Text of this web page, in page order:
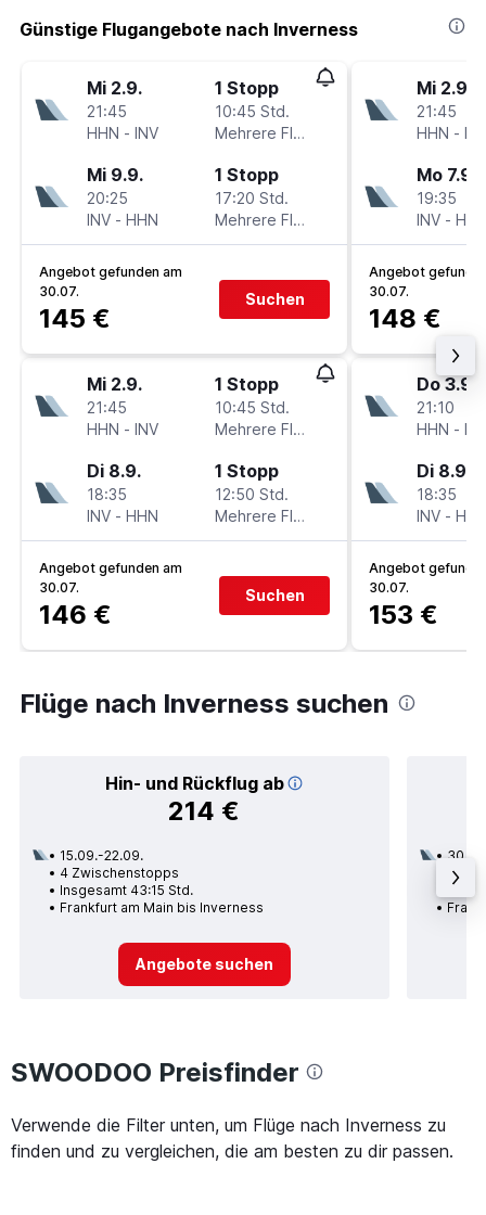
Günstige Flugangebote nach Inverness
Mi 2.9.
21:45
HHN - INV
1 Stopp
10:45 Std.
Mehrere Fluglinien
Mi 9.9.
20:25
INV - HHN
1 Stopp
17:20 Std.
Mehrere Fluglinien
Angebot gefunden am
30.07.
145 €
Suchen
Mi 2.9.
21:45
HHN - INV
1 Stopp
10:45 Std.
Mehrere Fluglinien
Di 8.9.
18:35
INV - HHN
1 Stopp
12:50 Std.
Mehrere Fluglinien
Angebot gefunden am
30.07.
146 €
Suchen
Mi 2.9.
21:45
HHN -
Mo 7.9.
19:35
INV -
Angebot
30.07.
148 €
Do 3.9.
21:10
HHN -
Di 8.9.
18:35
INV -
Angebot
30.07.
153 €
Flüge nach Inverness suchen
Hin- und Rückflug ab
214 €
15.09.-22.09.
4 Zwischenstopps
Insgesamt 43:15 Std.
Frankfurt am Main bis Inverness
Angebote suchen
1
SWOODOO Preisfinder
Verwende die Filter unten, um Flüge nach Inverness zu
finden und zu vergleichen, die am besten zu dir passen.